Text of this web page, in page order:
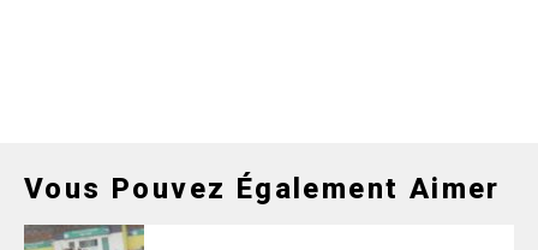
Vous Pouvez Également Aimer